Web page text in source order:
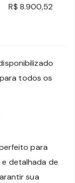
R$ 8.900,52
todos os
para
detalhada de
sua